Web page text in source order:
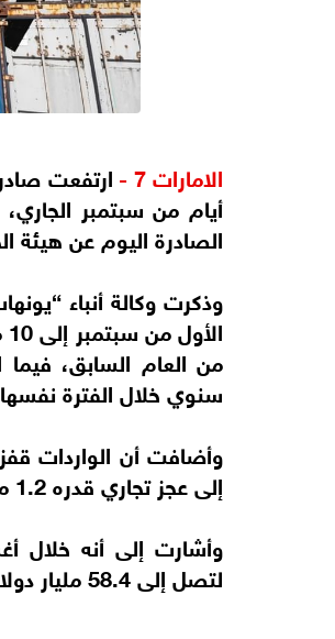
الامارات 7 -
أيام من سبتمبر
الصادرة اليوم عن هيئة
سنوي خلال الفترة
إلى عجز تجاري قدره 1.2 مليار دولار.
لتصل إلى 58.4 مليار دولار، بفضل الطلب العالمي القوي على أشباه الموصلات